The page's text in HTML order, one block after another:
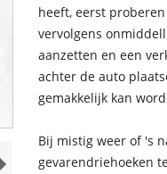
heeft, eerst
vervolgens
aanzetten en een
achter de auto
gemakkelijk kan
Bij mistig weer of 's
gevarendriehoeken